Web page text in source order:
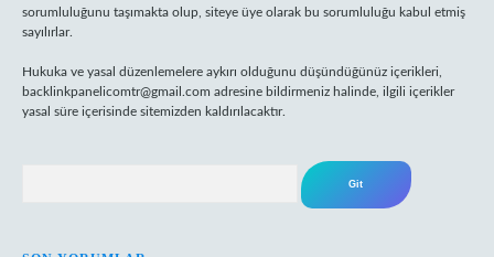
sorumluluğunu taşımakta olup, siteye üye olarak bu sorumluluğu kabul etmiş
sayılırlar.
Hukuka ve yasal düzenlemelere aykırı olduğunu düşündüğünüz içerikleri,
backlinkpanelicomtr@gmail.com adresine bildirmeniz halinde, ilgili içerikler
yasal süre içerisinde sitemizden kaldırılacaktır.